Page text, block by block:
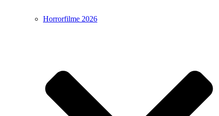
Horrorfilme 2026